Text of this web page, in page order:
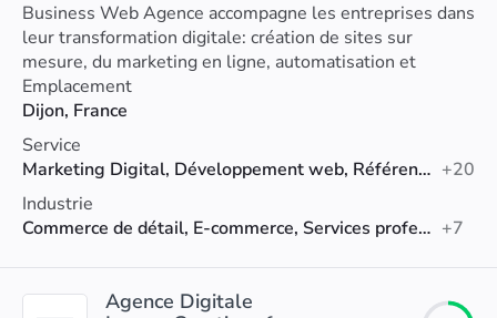
Business Web Agence accompagne les entreprises dans
leur transformation digitale: création de sites sur
mesure, du marketing en ligne, automatisation et
intégration de l'IA dans leur processus métier.
Emplacement
Dijon, France
Service
Marketing Digital, Développement web, Référencement naturel (SEO) +20
Industrie
Commerce de détail, E-commerce, Services professionnels +7
Agence Digitale